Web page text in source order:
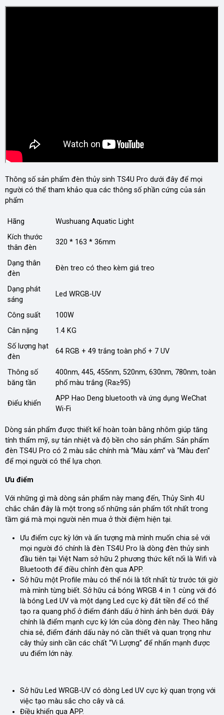
Thông số sản phẩm đèn thủy sinh TS4U Pro dưới đây để mọi
người có thể tham khảo qua các thông số phần cứng của sản
phẩm
Hãng
Wushuang Aquatic Light
Kích thước
thân đèn
320 * 163 * 36mm
Dạng thân
đèn
Đèn treo có theo kèm giá treo
Dạng phát
sáng
Led WRGB-UV
Công suất
100W
Cân nặng
1.4 KG
Số lượng hạt
đèn
64 RGB + 49 trắng toàn phổ + 7 UV
Thông số
băng tần
400nm, 445, 455nm, 520nm, 630nm, 780nm, toàn
phổ màu trắng (Ra≥95)
Điểu khiển
APP Hao Deng bluetooth và ứng dụng WeChat
Wi-Fi
Dòng sản phẩm được thiết kế hoàn toàn bằng nhôm giúp tăng
tính thẩm mỹ, sự tản nhiệt và độ bền cho sản phẩm. Sản phẩm
đèn TS4U Pro có 2 màu sắc chính mà “Màu xám” và “Màu đen”
để mọi người có thể lựa chọn.
Ưu điểm
Với những gì mà dòng sản phẩm này mang đến, Thủy Sinh 4U
chắc chắn đây là một trong số những sản phẩm tốt nhất trong
tầm giá mà mọi người nên mua ở thời điệm hiện tại.
Ưu điểm cực kỳ lớn và ấn tượng mà mình muốn chia sẻ với
mọi người đó chính là đèn TS4U Pro là dòng đèn thủy sinh
đầu tiên tại Việt Nam sở hữu 2 phương thức kết nối là Wifi và
Bluetooth để điều chỉnh đèn qua APP.
Sở hữu một Profile màu có thể nói là tốt nhất từ trước tới giờ
mà mình từng biết. Sở hữu cả bóng WRGB 4 in 1 cùng với đó
là bóng Led UV và một dạng Led cực kỳ đắt tiền để có thể
tạo ra quang phổ ở điểm đánh dấu ở hình ảnh bên dưới. Đây
chính là điểm mạnh cực kỳ lớn của dòng đèn này. Theo hãng
chia sẻ, điểm đánh dấu này nó cần thiết và quan trọng như
cây thủy sinh cần các chất “Vi Lượng” để nhấn mạnh được
ưu điểm lớn này.
Sở hữu Led WRGB-UV có dòng Led UV cực kỳ quan trọng với
việc tạo màu sắc cho cây và cá.
Điều khiển qua APP.